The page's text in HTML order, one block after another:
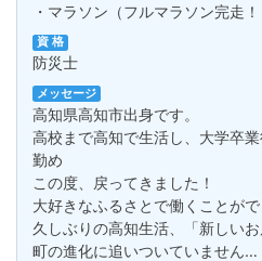
・マラソン（フルマラソン完走！
資 格
防災士
メッセージ
高知県高知市出身です。
高校まで高知で生活し、大学卒
勤め
この度、戻ってきました！
大好きなふるさとで働くことが
久しぶりの高知生活、「新しい
町の進化に追いついていません…